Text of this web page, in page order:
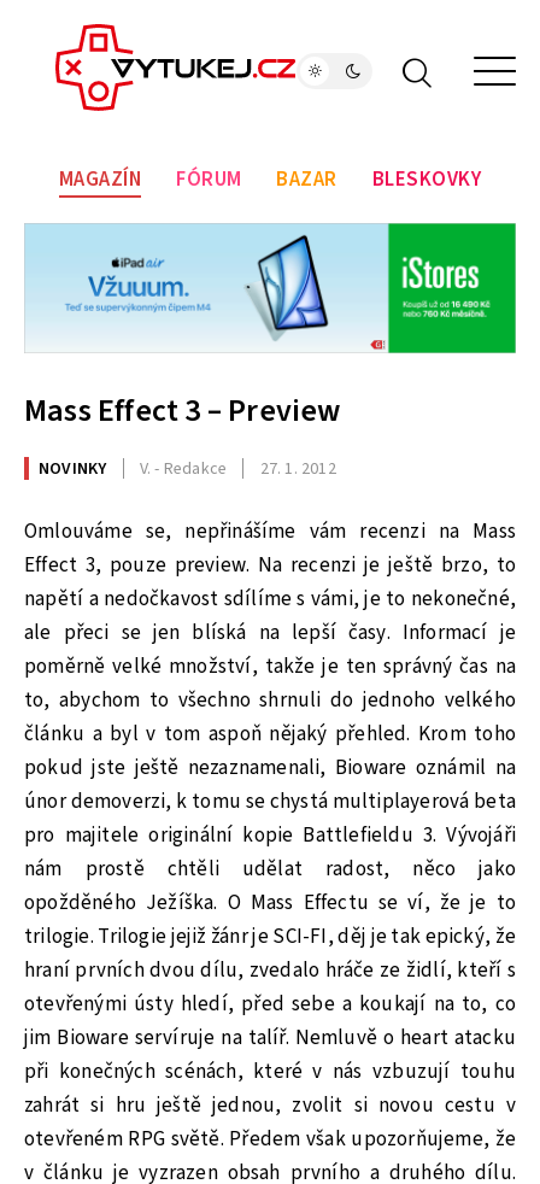
MAGAZÍN FÓRUM BAZAR BLESKOVKY
Mass Effect 3 – Preview
NOVINKY V. - Redakce 27. 1. 2012
Omlouváme se, nepřinášíme vám recenzi na Mass
Effect 3, pouze preview. Na recenzi je ještě brzo, to
napětí a nedočkavost sdílíme s vámi, je to nekonečné,
ale přeci se jen blíská na lepší časy. Informací je
poměrně velké množství, takže je ten správný čas na
to, abychom to všechno shrnuli do jednoho velkého
článku a byl v tom aspoň nějaký přehled. Krom toho
pokud jste ještě nezaznamenali, Bioware oznámil na
únor demoverzi, k tomu se chystá multiplayerová beta
pro majitele originální kopie Battlefieldu 3. Vývojáři
nám prostě chtěli udělat radost, něco jako
opožděného Ježíška. O Mass Effectu se ví, že je to
trilogie. Trilogie jejiž žánr je SCI-FI, děj je tak epický, že
hraní prvních dvou dílu, zvedalo hráče ze židlí, kteří s
otevřenými ústy hledí, před sebe a koukají na to, co
jim Bioware servíruje na talíř. Nemluvě o heart atacku
při konečných scénách, které v nás vzbuzují touhu
zahrát si hru ještě jednou, zvolit si novou cestu v
otevřeném RPG světě. Předem však upozorňujeme, že
v článku je vyzrazen obsah prvního a druhého dílu.